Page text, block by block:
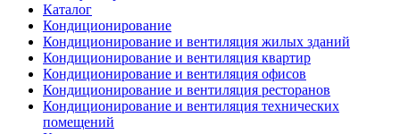
Каталог
Кондиционирование
Кондиционирование и вентиляция жилых зданий
Кондиционирование и вентиляция квартир
Кондиционирование и вентиляция офисов
Кондиционирование и вентиляция ресторанов
Кондиционирование и вентиляция технических
помещений